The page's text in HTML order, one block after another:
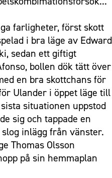
farligheter, först skott
i bra läge av Edward
sedan ett giftigt
bollen dök tätt över
en bra skottchans för
Ulander i öppet läge till
situationen uppstod
sig och tappade en
inlägg från vänster.
Thomas Olsson
på sin hemmaplan